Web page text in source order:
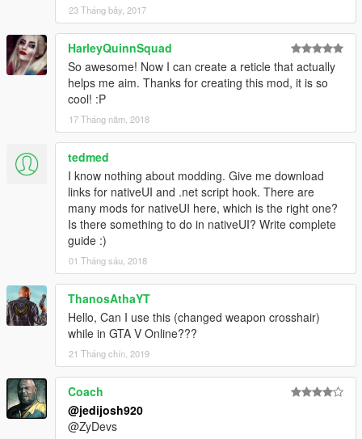
23 Tháng bảy, 2017
HarleyQuinnSquad
So awesome! Now I can create a reticle that actually
helps me aim. Thanks for creating this mod, it is so
cool! :P
17 Tháng năm, 2018
tedmed
I know nothing about modding. Give me download
links for nativeUI and .net script hook. There are
many mods for nativeUI here, which is the right one?
Is there something to do in nativeUI? Write complete
guide :)
01 Tháng sáu, 2018
ThanosAthaYT
Hello, Can I use this (changed weapon crosshair)
while in GTA V Online???
21 Tháng chín, 2019
Coach
@jedijosh920
@ZyDevs